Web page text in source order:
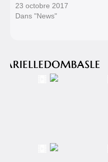
23 octobre 2017
Dans "News"